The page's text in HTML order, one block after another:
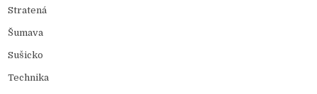
Stratená
Šumava
Sušicko
Technika